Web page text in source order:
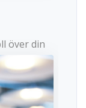
över din